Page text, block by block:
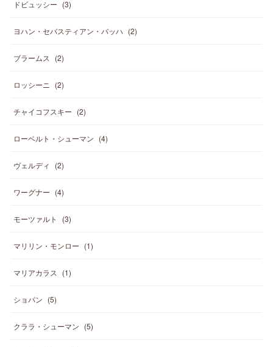
ドビュッシー (3)
ヨハン・セバスティアン・バッハ (2)
ブラームス (2)
ロッシーニ (2)
チャイコフスキー (2)
ローベルト・シューマン (4)
ヴェルディ (2)
ワーグナー (4)
モーツァルト (3)
マリリン・モンロー (1)
マリアカラス (1)
ショパン (5)
クララ・シューマン (5)